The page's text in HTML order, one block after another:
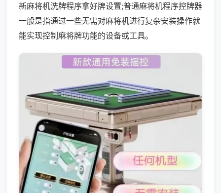
新麻将机洗牌程序拿好牌设置;普通麻将机程序控牌器
一般是指通过一些无需对麻将机进行复杂安装操作就
能实现控制麻将牌功能的设备或工具。